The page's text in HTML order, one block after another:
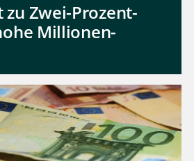
Zwei-Prozent-
Millionen-